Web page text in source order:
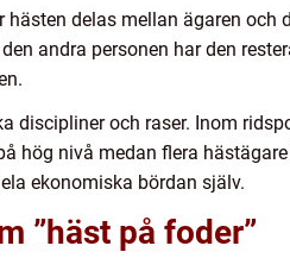
hästen delas mellan ägaren
andra personen har den
discipliner och raser. Inom
hög nivå medan flera
ekonomiska bördan själv.
”häst på foder”